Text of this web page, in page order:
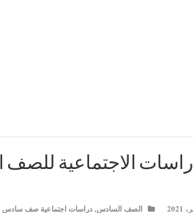
الاجتماعية
الصف السادس,دراسات اجتماعية صف